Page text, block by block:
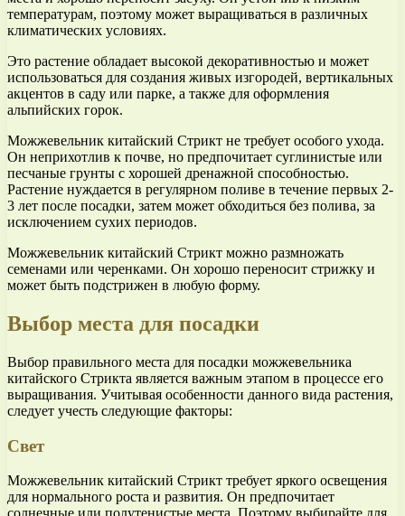
температурам, поэтому может выращиваться в различных
климатических условиях.
Это растение обладает высокой декоративностью и может
использоваться для создания живых изгородей, вертикальных
акцентов в саду или парке, а также для оформления
альпийских горок.
Можжевельник китайский Стрикт не требует особого ухода.
Он неприхотлив к почве, но предпочитает суглинистые или
песчаные грунты с хорошей дренажной способностью.
Растение нуждается в регулярном поливе в течение первых 2-
3 лет после посадки, затем может обходиться без полива, за
исключением сухих периодов.
Можжевельник китайский Стрикт можно размножать
семенами или черенками. Он хорошо переносит стрижку и
может быть подстрижен в любую форму.
Выбор места для посадки
Выбор правильного места для посадки можжевельника
китайского Стрикта является важным этапом в процессе его
выращивания. Учитывая особенности данного вида растения,
следует учесть следующие факторы:
Свет
Можжевельник китайский Стрикт требует яркого освещения
для нормального роста и развития. Он предпочитает